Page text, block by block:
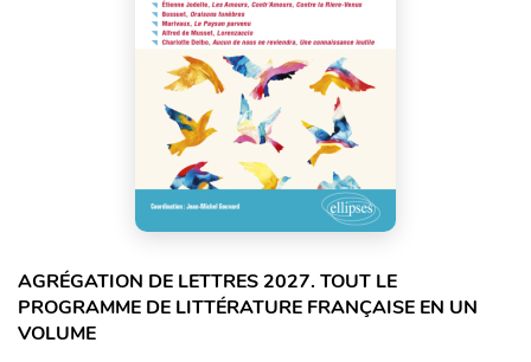
AGRÉGATION DE LETTRES 2027. TOUT LE
PROGRAMME DE LITTÉRATURE FRANÇAISE EN UN
VOLUME